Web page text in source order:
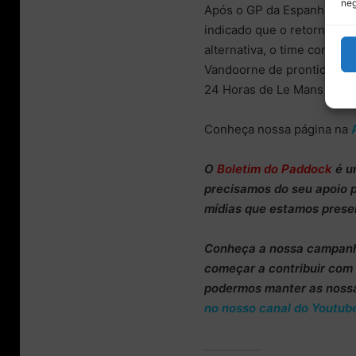
Após o GP da Espanha, o
indicado que o retorno de
alternativa, o time
Vandoorne de prontidão,
24 Horas de Le Mans
Conheça nossa página na
O Boletim do Paddock é
precisamos do seu apoio
mídias que estamos
Conheça a nossa
começar a contribuir com
podermos manter as
no nosso canal do